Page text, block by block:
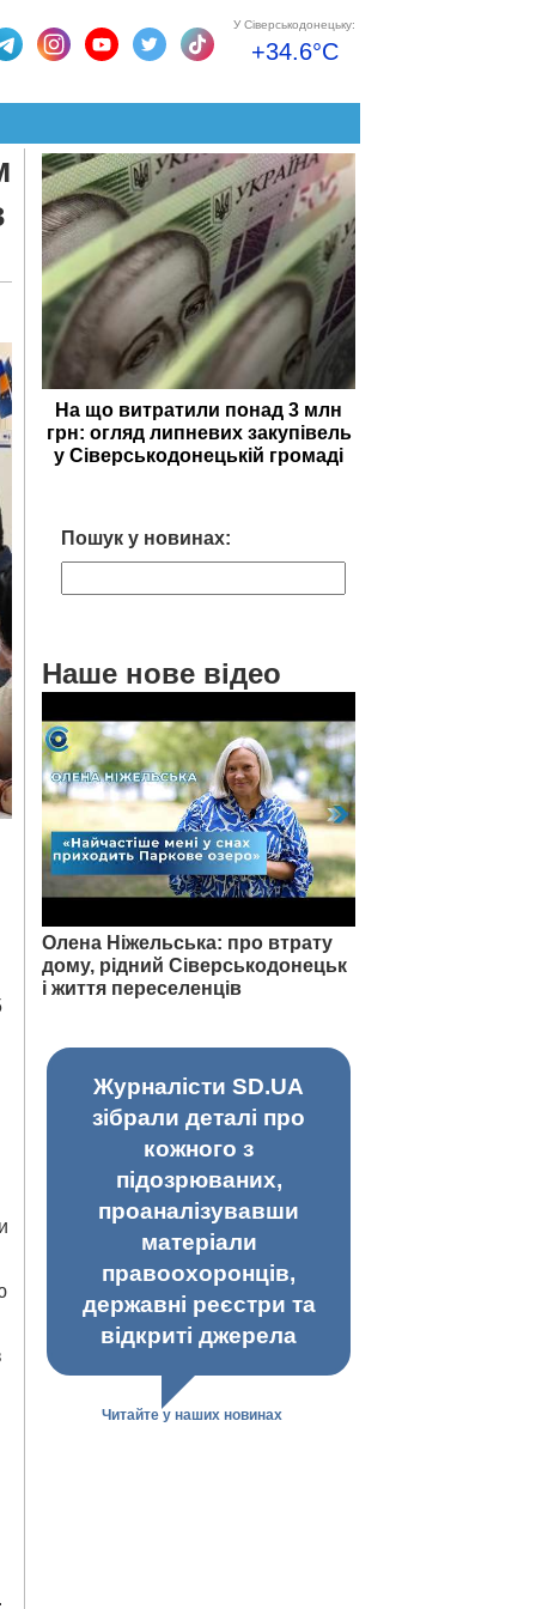
У Сіверськодонецьку:
+34.6°C
На що витратили понад 3 млн
грн: огляд липневих закупівель
у Сіверськодонецькій громаді
Пошук у новинах:
Наше нове відео
Олена Ніжельська: про втрату
дому, рідний Сіверськодонецьк
і життя переселенців
Журналісти SD.UA
зібрали деталі про
кожного з
підозрюваних,
проаналізувавши
матеріали
правоохоронців,
державні реєстри та
відкриті джерела
Читайте у наших новинах